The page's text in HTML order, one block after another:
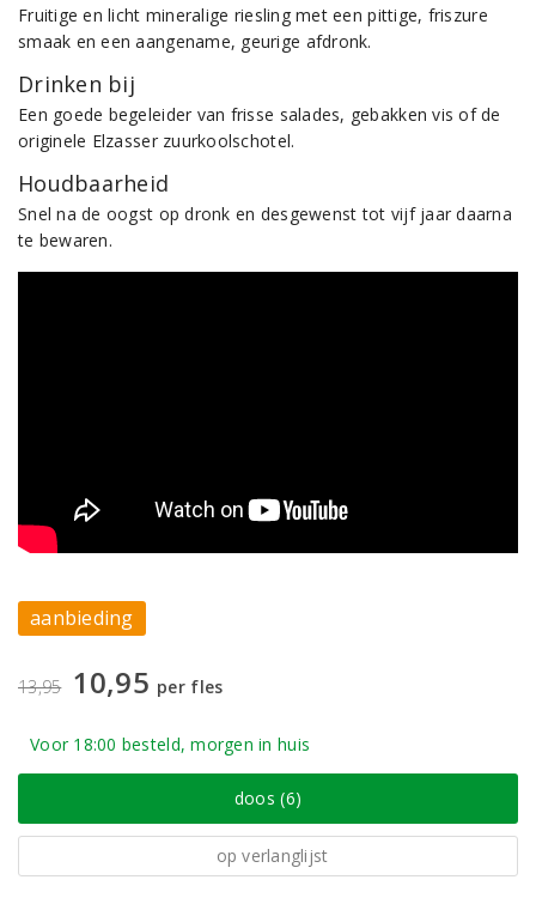
Fruitige en licht mineralige riesling met een pittige, friszure
smaak en een aangename, geurige afdronk.
Drinken bij
Een goede begeleider van frisse salades, gebakken vis of de
originele Elzasser zuurkoolschotel.
Houdbaarheid
Snel na de oogst op dronk en desgewenst tot vijf jaar daarna
te bewaren.
aanbieding
13,95 10,95 per fles
Voor 18:00 besteld, morgen in huis
doos (6)
op verlanglijst